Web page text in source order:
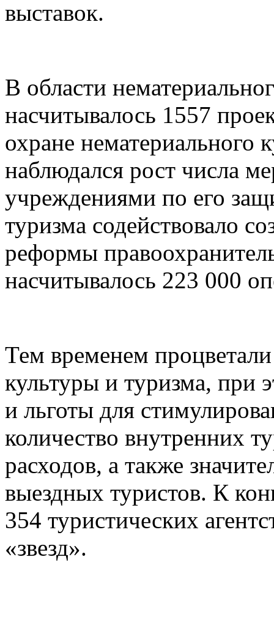
выставок.
В области
насчитывалось 1557
охране нематериального
наблюдался рост числа
учреждениями по его
туризма содействовало
реформы
насчитывалось 223 000
Тем временем
культуры и туризма, при
и льготы для
количество внутренних
расходов, а также
выездных туристов. К
354 туристических
«звезд».